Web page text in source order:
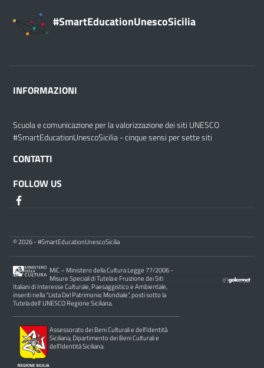
#SmartEducationUnescoSicilia
INFORMAZIONI
Scuola e comunicazione per la valorizzazione dei siti UNESCO
#SmartEducationUnescoSicilia - cinque sensi per sette siti
CONTATTI
FOLLOW US
© 2026 - #SmartEducationUnescoSicilia
MiC – Ministero della Cultura Legge 77/2006 -
Misure Speciali di Tutela e Fruizione dei Siti
Italiani di Interesse Culturale, Paesaggistico e Ambientale,
inseriti nella “Lista Del Patrimonio Mondiale”, posti sotto la
Tutela dell’ UNESCO Regione Siciliana.
Assessorato dei Beni Culturali e dell’Identità
Siciliana, Dipartimento dei Beni Culturali e
dell’Identità Siciliana.